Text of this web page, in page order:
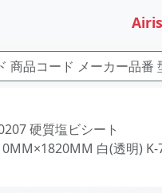
硬質塩ビシート
白(透明) K-